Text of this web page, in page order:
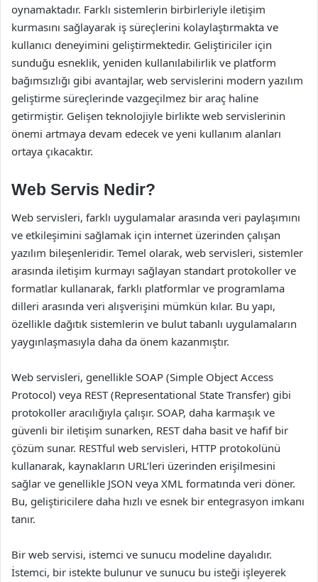
oynamaktadır. Farklı sistemlerin birbirleriyle iletişim
kurmasını sağlayarak iş süreçlerini kolaylaştırmakta ve
kullanıcı deneyimini geliştirmektedir. Geliştiriciler için
sunduğu esneklik, yeniden kullanılabilirlik ve platform
bağımsızlığı gibi avantajlar, web servislerini modern yazılım
geliştirme süreçlerinde vazgeçilmez bir araç haline
getirmiştir. Gelişen teknolojiyle birlikte web servislerinin
önemi artmaya devam edecek ve yeni kullanım alanları
ortaya çıkacaktır.
Web Servis Nedir?
Web servisleri, farklı uygulamalar arasında veri paylaşımını
ve etkileşimini sağlamak için internet üzerinden çalışan
yazılım bileşenleridir. Temel olarak, web servisleri, sistemler
arasında iletişim kurmayı sağlayan standart protokoller ve
formatlar kullanarak, farklı platformlar ve programlama
dilleri arasında veri alışverişini mümkün kılar. Bu yapı,
özellikle dağıtık sistemlerin ve bulut tabanlı uygulamaların
yaygınlaşmasıyla daha da önem kazanmıştır.
Web servisleri, genellikle SOAP (Simple Object Access
Protocol) veya REST (Representational State Transfer) gibi
protokoller aracılığıyla çalışır. SOAP, daha karmaşık ve
güvenli bir iletişim sunarken, REST daha basit ve hafif bir
çözüm sunar. RESTful web servisleri, HTTP protokolünü
kullanarak, kaynakların URL’leri üzerinden erişilmesini
sağlar ve genellikle JSON veya XML formatında veri döner.
Bu, geliştiricilere daha hızlı ve esnek bir entegrasyon imkanı
tanır.
Bir web servisi, istemci ve sunucu modeline dayalıdır.
İstemci, bir istekte bulunur ve sunucu bu isteği işleyerek